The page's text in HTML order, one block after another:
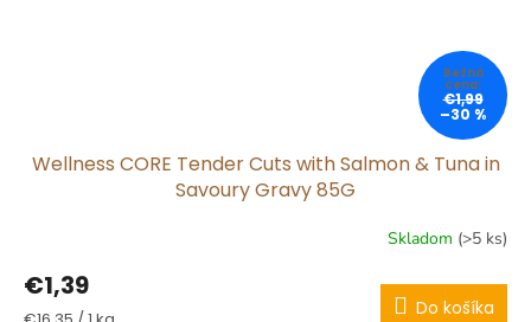
€1,99
–30 %
Wellness CORE Tender Cuts with Salmon & Tuna in
Savoury Gravy 85G
Skladom (>5 ks)
€1,39
Jednotková
Do košíka